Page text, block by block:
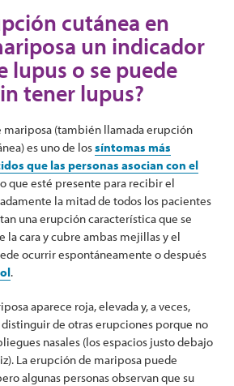
cutánea en
un indicador
lupus o se puede
tener lupus?
mariposa (también llamada erupción
es uno de lossíntomas más
que las personas asocian con el
que esté presente para recibir el
la mitad de todos los pacientes
una erupción característica que se
la cara y cubre ambas mejillas y el
ocurrir espontáneamente o después
.
aparece roja, elevada y, a veces,
distinguir de otras erupciones porque no
nasales (los espacios justo debajo
La erupción de mariposa puede
algunas personas observan que su